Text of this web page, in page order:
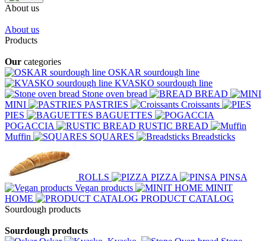
About us
About us
Products
Our categories
OSKAR sourdough line
KVASKO sourdough line
Stone oven bread
BREAD
MINI
PASTRIES
Croissants
PIES
BAGUETTES
POGACCIA
RUSTIC BREAD
Muffin
SQUARES Breadsticks
ROLLS PIZZA
PINSA
Vegan products
MINIT
HOME
PRODUCT CATALOG
Sourdough products
Sourdough products